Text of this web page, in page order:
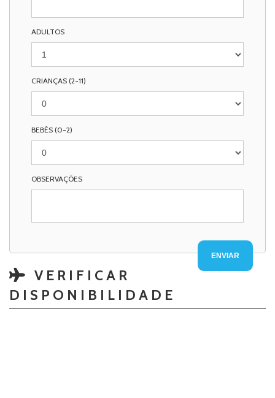
ADULTOS
CRIANÇAS (2-11)
BEBÉS (0-2)
OBSERVAÇÕES
VERIFICAR
DISPONIBILIDADE